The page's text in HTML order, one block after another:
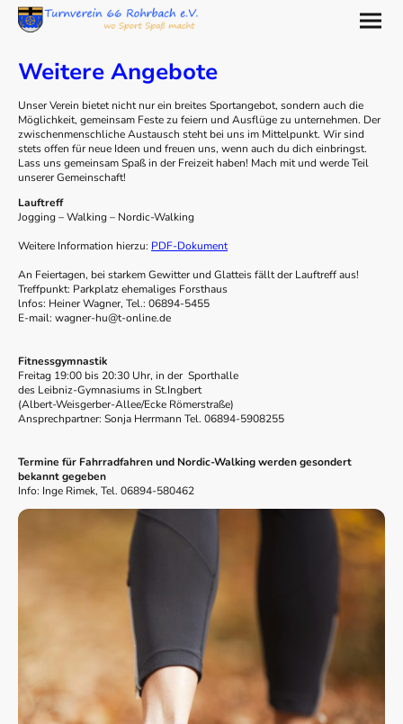
Weitere Angebote
Unser Verein bietet nicht nur ein breites Sportangebot, sondern auch die
Möglichkeit, gemeinsam Feste zu feiern und Ausflüge zu unternehmen. Der
zwischenmenschliche Austausch steht bei uns im Mittelpunkt. Wir sind
stets offen für neue Ideen und freuen uns, wenn auch du dich einbringst.
Lass uns gemeinsam Spaß in der Freizeit haben! Mach mit und werde Teil
unserer Gemeinschaft!
Lauftreff
Jogging – Walking – Nordic-Walking
Weitere Information hierzu: PDF-Dokument
An Feiertagen, bei starkem Gewitter und Glatteis fällt der Lauftreff aus!
Treffpunkt: Parkplatz ehemaliges Forsthaus
lnfos: Heiner Wagner, Tel.: 06894-5455
E-mail: wagner-hu@t-online.de
Fitnessgymnastik
Freitag 19:00 bis 20:30 Uhr, in der Sporthalle
des Leibniz-Gymnasiums in St.Ingbert
(Albert-Weisgerber-Allee/Ecke Römerstraße)
Ansprechpartner: Sonja Herrmann Tel. 06894-5908255
Termine für Fahrradfahren und Nordic-Walking werden gesondert
bekannt gegeben
Info: Inge Rimek, Tel. 06894-580462